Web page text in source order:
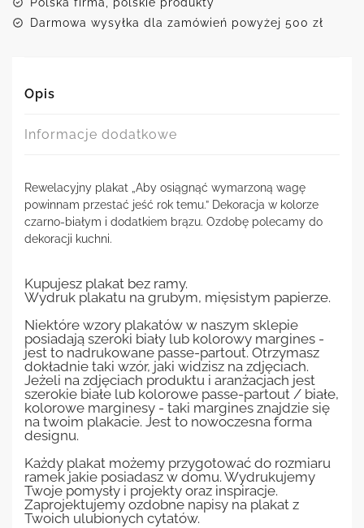
Darmowa wysyłka dla zamówień powyżej 500 zł
Opis
Informacje dodatkowe
Rewelacyjny plakat „Aby osiągnąć wymarzoną wagę
powinnam przestać jeść rok temu.” Dekoracja w kolorze
czarno-białym i dodatkiem brązu. Ozdobę polecamy do
dekoracji kuchni.
Kupujesz plakat bez ramy.
Wydruk plakatu na grubym, mięsistym papierze.
Niektóre wzory plakatów w naszym sklepie
posiadają szeroki biały lub kolorowy margines -
jest to nadrukowane passe-partout. Otrzymasz
dokładnie taki wzór, jaki widzisz na zdjęciach.
Jeżeli na zdjęciach produktu i aranżacjach jest
szerokie białe lub kolorowe passe-partout / białe,
kolorowe marginesy - taki margines znajdzie się
na twoim plakacie. Jest to nowoczesna forma
designu.
Każdy plakat możemy przygotować do rozmiaru
ramek jakie posiadasz w domu. Wydrukujemy
Twoje pomysły i projekty oraz inspiracje.
Zaprojektujemy ozdobne napisy na plakat z
Twoich ulubionych cytatów.